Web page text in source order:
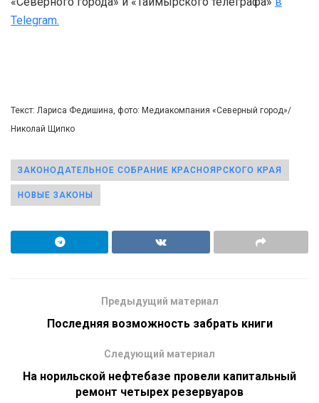
Telegram.
Текст: Лариса Федишина, фото: Медиакомпания «Северный город»/
Николай Щипко
ЗАКОНОДАТЕЛЬНОЕ СОБРАНИЕ КРАСНОЯРСКОГО КРАЯ
НОВЫЕ ЗАКОНЫ
Предыдущий материал
Последняя возможность забрать книги
Следующий материал
На норильской нефтебазе провели капитальный
ремонт четырех резервуаров